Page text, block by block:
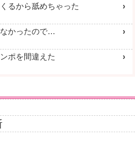
るから舐めちゃった
かったので…
ポを間違えた